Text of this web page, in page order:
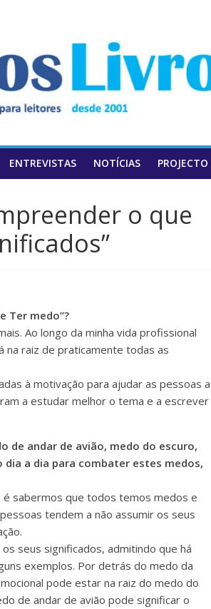
ENTREVISTAS NOTÍCIAS PROJECTO
o que
Ter medo”?
Ao longo da minha vida profissional
na raiz de praticamente todas as
à motivação para ajudar as pessoas a
a estudar melhor o tema e a escrever
de andar de avião, medo do escuro,
a dia para combater estes medos,
sabermos que todos temos medos e
tendem a não assumir os seus
seus significados, admitindo que há
exemplos. Por detrás do medo da
pode estar na raiz do medo do
de andar de avião pode significar o